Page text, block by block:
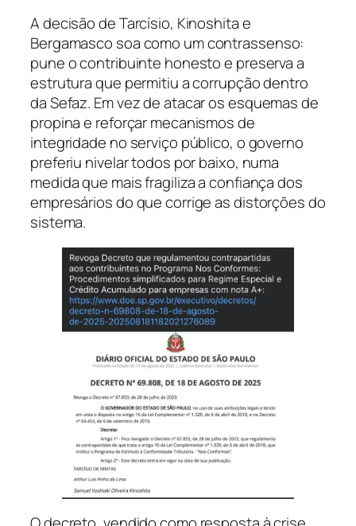
A decisão de Tarcísio, Kinoshita e
Bergamasco soa como um contrassenso:
pune o contribuinte honesto e preserva a
estrutura que permitiu a corrupção dentro
da Sefaz. Em vez de atacar os esquemas de
propina e reforçar mecanismos de
integridade no serviço público, o governo
preferiu nivelar todos por baixo, numa
medida que mais fragiliza a confiança dos
empresários do que corrige as distorções do
sistema.